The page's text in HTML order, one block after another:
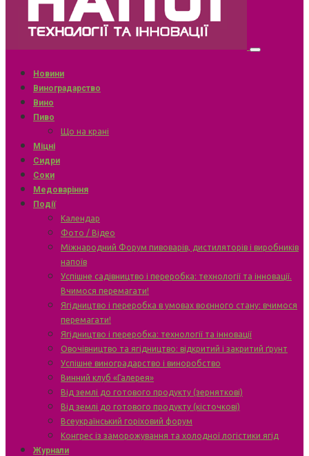
Новини
Виноградарство
Вино
Пиво
Що на крані
Міцні
Сидри
Соки
Медоваріння
Події
Календар
Фото / Відео
Міжнародний Форум пивоварів, дистиляторів і виробників
напоїв
Успішне садівництво і переробка: технології та інновації.
Вчимося перемагати!
Ягідництво і переробка в умовах воєнного стану: вчимося
перемагати!
Ягідництво і переробка: технології та інновації
Овочівництво та ягідництво: відкритий і закритий ґрунт
Успішне виноградарство і виноробство
Винний клуб «Галерея»
Від землі до готового продукту (зерняткові)
Від землі до готового продукту (кісточкові)
Всеукраїнський горіховий форум
Конгрес із заморожування та холодної логістики ягід
Журнали